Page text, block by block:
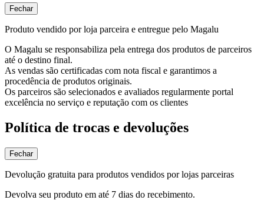
Fechar
Produto vendido por loja parceira e entregue pelo Magalu
O Magalu se responsabiliza pela entrega dos produtos de parceiros
até o destino final.
As vendas são certificadas com nota fiscal e garantimos a
procedência de produtos originais.
Os parceiros são selecionados e avaliados regularmente portal
excelência no serviço e reputação com os clientes
Política de trocas e devoluções
Fechar
Devolução gratuita para produtos vendidos por lojas parceiras
Devolva seu produto em até 7 dias do recebimento.